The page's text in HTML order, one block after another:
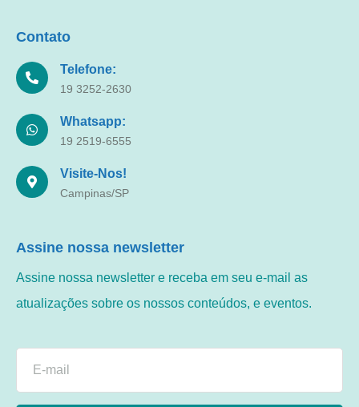
Contato
Telefone:
19 3252-2630
Whatsapp:
19 2519-6555
Visite-Nos!
Campinas/SP
Assine nossa newsletter
Assine nossa newsletter e receba em seu e-mail as
atualizações sobre os nossos conteúdos, e eventos.